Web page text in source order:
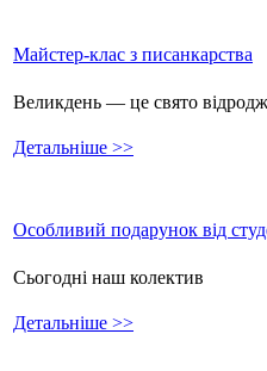
Майстер-клас з писанкарства
Великдень — це свято
Детальніше >>
Особливий подарунок від
Сьогодні наш колектив
Детальніше >>